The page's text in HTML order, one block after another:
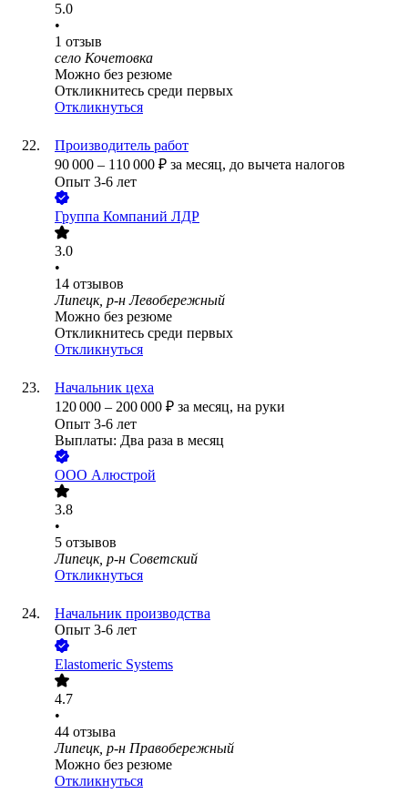
5.0
•
1 отзыв
село Кочетовка
Можно без резюме
Откликнитесь среди первых
Откликнуться
Производитель работ
90 000 – 110 000 ₽ за месяц, до вычета налогов
Опыт 3-6 лет
Группа Компаний ЛДР
3.0
•
14 отзывов
Липецк, р-н Левобережный
Можно без резюме
Откликнитесь среди первых
Откликнуться
Начальник цеха
120 000 – 200 000 ₽ за месяц, на руки
Опыт 3-6 лет
Выплаты: Два раза в месяц
ООО Алюстрой
3.8
•
5 отзывов
Липецк, р-н Советский
Откликнуться
Начальник производства
Опыт 3-6 лет
Elastomeric Systems
4.7
•
44 отзыва
Липецк, р-н Правобережный
Можно без резюме
Откликнуться